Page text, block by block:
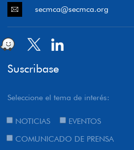
secmca@secmca.org
Suscribase
Seleccione el tema de interés:
NOTICIAS
EVENTOS
COMUNICADO DE PRENSA